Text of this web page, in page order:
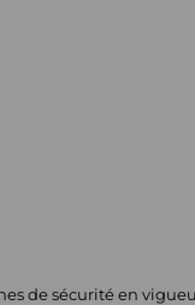
de sécurité en